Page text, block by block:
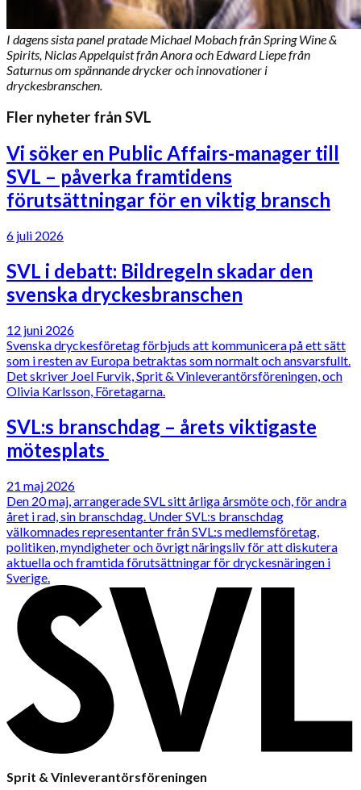
I dagens sista panel pratade Michael Mobach från Spring Wine &
Spirits, Niclas Appelquist från Anora och Edward Liepe från
Saturnus om spännande drycker och innovationer i
dryckesbranschen.
Fler nyheter från SVL
Vi söker en Public Affairs-manager till
SVL – påverka framtidens
förutsättningar för en viktig bransch
6 juli 2026
SVL i debatt: Bildregeln skadar den
svenska dryckesbranschen
12 juni 2026
Svenska dryckesföretag förbjuds att kommunicera på ett sätt
som i resten av Europa betraktas som normalt och ansvarsfullt.
Det skriver Joel Furvik, Sprit & Vinleverantörsföreningen, och
Olivia Karlsson, Företagarna.
SVL:s branschdag – årets viktigaste
mötesplats
21 maj 2026
Den 20 maj, arrangerade SVL sitt årliga årsmöte och, för andra
året i rad, sin branschdag. Under SVL:s branschdag
välkomnades representanter från SVL:s medlemsföretag,
politiken, myndigheter och övrigt näringsliv för att diskutera
aktuella och framtida förutsättningar för dryckesnäringen i
Sverige.
Sprit & Vinleverantörsföreningen